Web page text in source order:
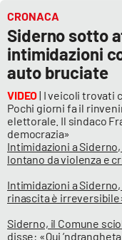
CRONACA
Siderno sotto
intimidazioni
auto bruciate
VIDEO| I veicoli trovati
Pochi giorni fa il
elettorale. Il sindaco
democrazia»
Intimidazioni a
lontano da violenza e
Intimidazioni a
rinascita è
Siderno, il Comune
disse: «Qui